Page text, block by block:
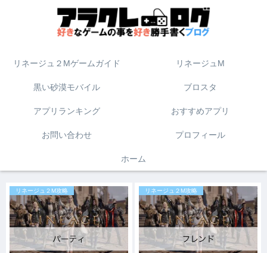
リネージュ２Mゲームガイド リネージュM
黒い砂漠モバイル ブロスタ
アプリランキング おすすめアプリ
お問い合わせ プロフィール
ホーム
リネージュ２M攻略 リネージュ２M攻略